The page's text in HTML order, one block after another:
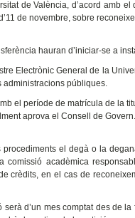
de València, d’acord amb
de novembre, sobre
hauran d’iniciar-se a
Electrònic General de la
públiques.
el període de matrícula de la
aprova el Consell de Govern.
el degà o la
comissió acadèmica
crèdits, en el cas de
d’un mes comptat des de